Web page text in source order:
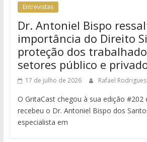
Entrevistas
Dr. Antoniel Bispo
importância do Direito
proteção dos
setores público e
17 de julho de 2026 Rafael
O GritaCast chegou à sua edição #202
recebeu o Dr. Antoniel Bispo dos
especialista em